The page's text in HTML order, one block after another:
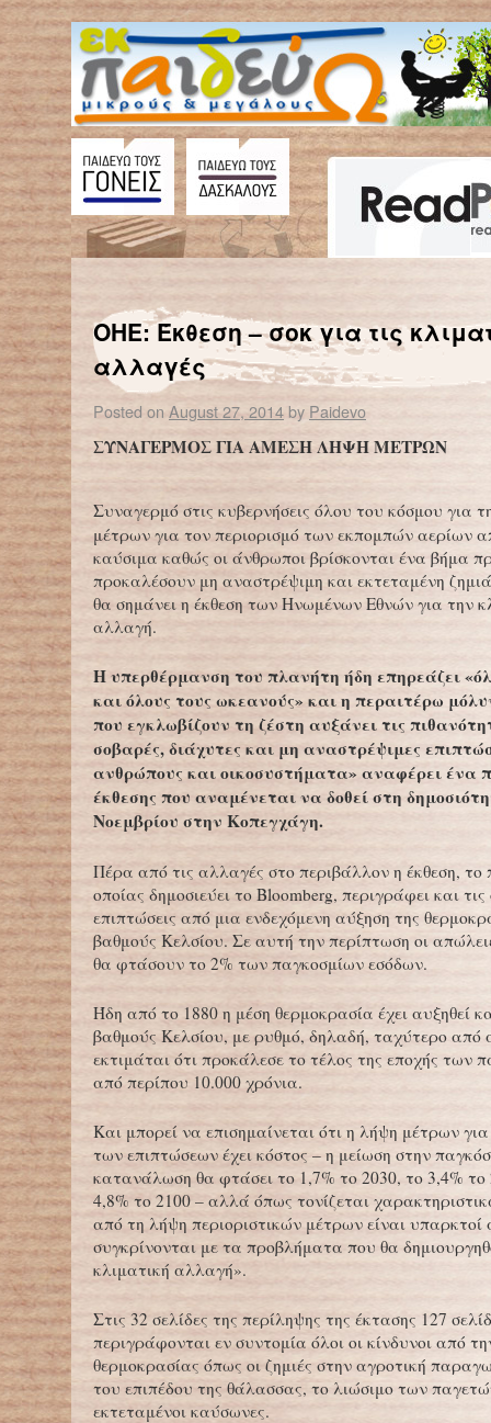
«Γερνάει» ο παγκόσμιος πληθυσμός
ΟΗΕ: Έκθεση – σοκ για τις
αλλαγές
Posted on August 27, 2014by Paidevo
ΣΥΝΑΓΕΡΜΟΣ ΓΙΑ ΑΜΕΣΗ ΛΗΨΗ ΜΕΤΡΩΝ
Συναγερμό στις κυβερνήσεις όλου του κόσμου για
μέτρων για τον περιορισμό των εκπομπών αερίων
καύσιμα καθώς οι άνθρωποι βρίσκονται ένα βήμα
προκαλέσουν μη αναστρέψιμη και εκτεταμένη
θα σημάνει η έκθεση των Ηνωμένων Εθνών για την
αλλαγή.
Η υπερθέρμανση του πλανήτη ήδη επηρεάζει
και όλους τους ωκεανούς» και η περαιτέρω
που εγκλωβίζουν τη ζέστη αυξάνει τις
σοβαρές, διάχυτες και μη αναστρέψιμες
ανθρώπους και οικοσυστήματα» αναφέρει ένα
έκθεσης που αναμένεται να δοθεί στη
Νοεμβρίου στην Κοπεγχάγη.
Πέρα από τις αλλαγές στο περιβάλλον η έκθεση, το
οποίας δημοσιεύει το Bloomberg, περιγράφει και τις
επιπτώσεις από μια ενδεχόμενη αύξηση της
βαθμούς Κελσίου. Σε αυτή την περίπτωση οι
θα φτάσουν το 2% των παγκοσμίων εσόδων.
Ήδη από το 1880 η μέση θερμοκρασία έχει αυξηθεί
βαθμούς Κελσίου, με ρυθμό, δηλαδή, ταχύτερο από
εκτιμάται ότι προκάλεσε το τέλος της εποχής των
από περίπου 10.000 χρόνια.
Και μπορεί να επισημαίνεται ότι η λήψη μέτρων
των επιπτώσεων έχει κόστος – η μείωση στην
κατανάλωση θα φτάσει το 1,7% το 2030, το 3,4% το
4,8% το 2100 – αλλά όπως τονίζεται
από τη λήψη περιοριστικών μέτρων είναι
συγκρίνονται με τα προβλήματα που θα
κλιματική αλλαγή».
Στις 32 σελίδες της περίληψης της έκτασης 127
περιγράφονται εν συντομία όλοι οι κίνδυνοι από
θερμοκρασίας όπως οι ζημιές στην αγροτική
του επιπέδου της θάλασσας, το λιώσιμο των
εκτεταμένοι καύσωνες.